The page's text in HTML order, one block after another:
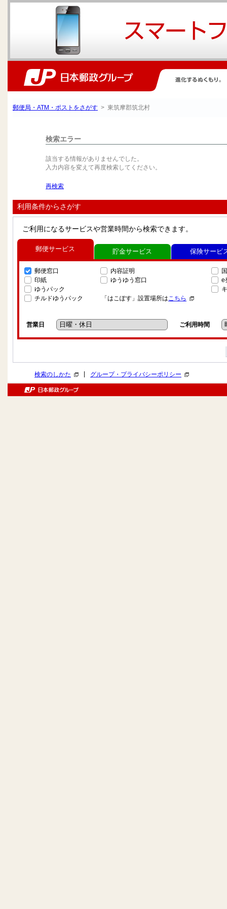
郵便局・ATM・ポストをさがす > 東筑摩郡筑北村
検索エラー
該当する情報がありませんでした。
入力内容を変えて再度検索してください。
再検索
利用条件からさがす
ご利用になるサービスや営業時間から検索できます。
郵便サービス
郵便窓口
印紙
ゆうパック
チルドゆうパック
内容証明
ゆうゆう窓口
「はこぽす」設置場所はこちら
e
営業日 ご利用時間
貯金サービス 保険サービ
検索のしかた グループ・プライバシーポリシー